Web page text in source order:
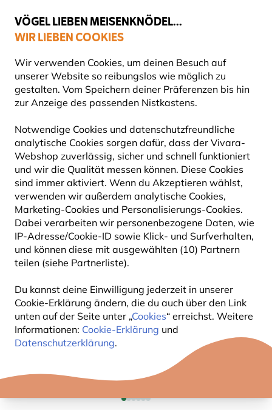
VÖGEL LIEBEN MEISENKNÖDEL...
WIR LIEBEN COOKIES
Wir verwenden Cookies, um deinen Besuch auf
unserer Website so reibungslos wie möglich zu
gestalten. Vom Speichern deiner Präferenzen bis hin
zur Anzeige des passenden Nistkastens.
Notwendige Cookies und datenschutzfreundliche
analytische Cookies sorgen dafür, dass der Vivara-
Webshop zuverlässig, sicher und schnell funktioniert
und wir die Qualität messen können. Diese Cookies
sind immer aktiviert. Wenn du Akzeptieren wählst,
verwenden wir außerdem analytische Cookies,
Marketing-Cookies und Personalisierungs-Cookies.
Dabei verarbeiten wir personenbezogene Daten, wie
IP-Adresse/Cookie-ID sowie Klick- und Surfverhalten,
und können diese mit ausgewählten (10) Partnern
teilen (siehe Partnerliste).
Du kannst deine Einwilligung jederzeit in unserer
Cookie-Erklärung ändern, die du auch über den Link
unten auf der Seite unter „Cookies“ erreichst. Weitere
Informationen: Cookie-Erklärung und
Datenschutzerklärung.
Top-bewertet in 11 Ländern
Gratis Versand ab 49 €
Vogelfutter Getrocknete Mehlwürmer für Vögel
10% RABATT